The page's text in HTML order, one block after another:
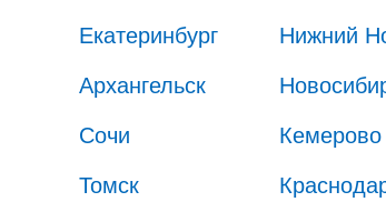
Екатеринбург Нижний
Архангельск
Сочи Кемерово
Томск